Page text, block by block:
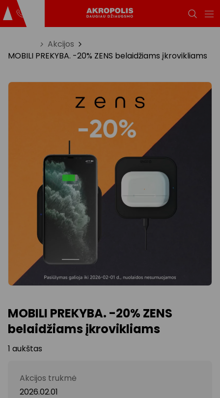
Akcijos
MOBILI PREKYBA. -20% ZENS belaidžiams įkrovikliams
MOBILI PREKYBA. -20% ZENS
belaidžiams įkrovikliams
1 aukštas
Akcijos trukmė
2026.02.01